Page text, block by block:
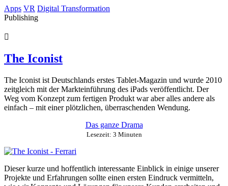
Springe
zum
Apps VR Digital Transformation
Publishing
The Iconist
The Iconist ist Deutschlands erstes Tablet-Magazin und wurde 2010
zeitgleich mit der Markteinführung des iPads veröffentlicht. Der
Weg vom Konzept zum fertigen Produkt war aber alles andere als
einfach – mit einer plötzlichen, überraschenden Wendung.
Das ganze Drama
Lesezeit: 3 Minuten
Dieser kurze und hoffentlich interessante Einblick in einige unserer
Projekte und Erfahrungen sollte einen ersten Eindruck vermitteln,